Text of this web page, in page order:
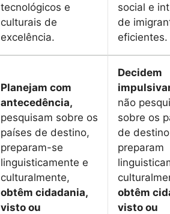
tecnológicos e
culturais de
excelência.
social e
de
eficientes.
Planejam com
antecedência,
pesquisam sobre os
países de destino,
preparam-se
linguisticamente e
culturalmente,
obtêm cidadania,
visto ou
Decidem
não
sobre os
de
preparam
obtêm
visto ou